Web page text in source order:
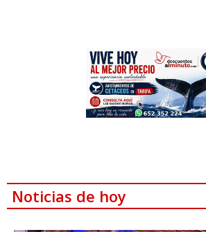
Noticias de hoy